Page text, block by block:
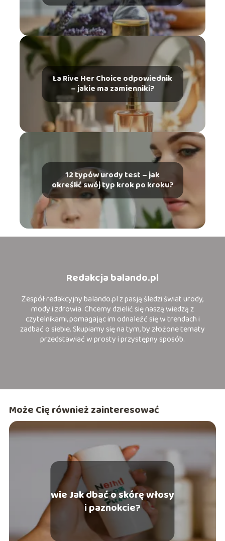
La Rive Her Choice odpowiednik
– jakie ma zamienniki?
12 typów urody test – jak
określić swój typ krok po kroku?
Redakcja balando.pl
Zespół redakcyjny balando.pl z pasją śledzi świat urody,
mody i zdrowia. Chcemy dzielić się naszą wiedzą z
czytelnikami, pomagając im odnaleźć się w trendach i
zadbać o siebie. Skupiamy się na tym, by złożone tematy
przedstawiać w prosty i przystępny sposób.
Może Cię również zainteresować
wie Jak dbać o skórę włosy
i paznokcie?